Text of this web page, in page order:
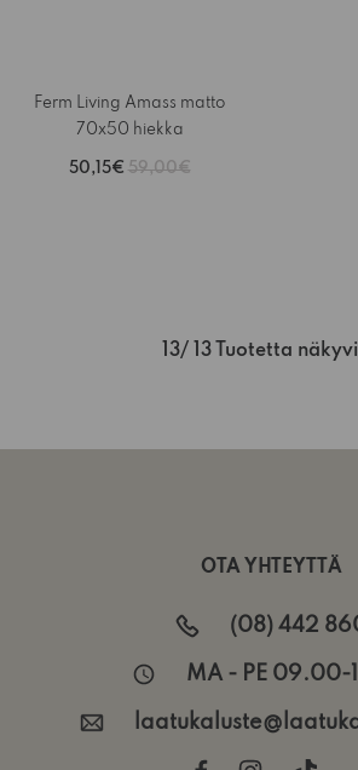
Ferm Living Amass matto
70x50 hiekka
50,15€ 59,00€
13/ 13 Tuotetta
OTA YHTEYTTÄ
(08) 442
MA - PE 09.00-